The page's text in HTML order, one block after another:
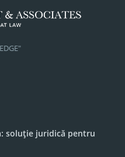
soluție juridică pentru